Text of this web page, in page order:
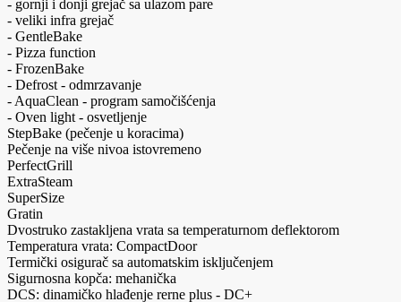
- gornji i donji grejač sa ulazom pare
- veliki infra grejač
- GentleBake
- Pizza function
- FrozenBake
- Defrost - odmrzavanje
- AquaClean - program samočišćenja
- Oven light - osvetljenje
StepBake (pečenje u koracima)
Pečenje na više nivoa istovremeno
PerfectGrill
ExtraSteam
SuperSize
Gratin
Dvostruko zastakljena vrata sa temperaturnom deflektorom
Temperatura vrata: CompactDoor
Termički osigurač sa automatskim isključenjem
Sigurnosna kopča: mehanička
DCS: dinamičko hlađenje rerne plus - DC+